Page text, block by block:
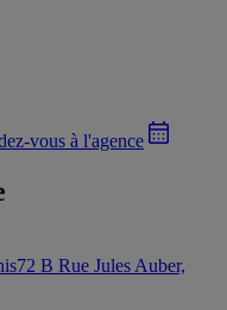
vous à l'agence
72 B Rue Jules Auber,